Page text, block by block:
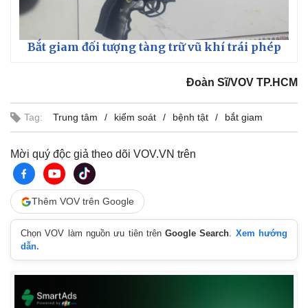
Quan sát
Cuộc sống đó đây
Video
Ảnh
Infographic
Bắt giam đối tượng tàng trữ vũ khí trái phép
Đoàn Sĩ/VOV TP.HCM
Tag: Trung tâm kiểm soát bệnh tật bắt giam
Mời quý độc giả theo dõi VOV.VN trên
Thêm VOV trên Google
Chọn VOV làm nguồn ưu tiên trênGoogle Search. Xem hướng
dẫn.